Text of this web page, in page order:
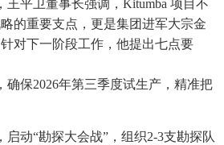
王平卫董事长强调，Kitumba 项目不
的重要支点，更是集团进军大宗金
对下一阶段工作，他提出七点要
确保2026年第三季度试生产，精准把
启动“勘探大会战”，组织2-3支勘探队